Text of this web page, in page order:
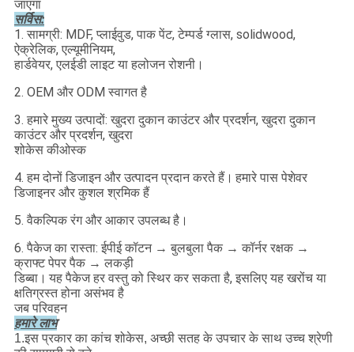
जाएगा
सर्विस:
1. सामग्री: MDF, प्लाईवुड, पाक पेंट, टेम्पर्ड ग्लास, solidwood,
ऐक्रेलिक, एल्यूमीनियम,
हार्डवेयर, एलईडी लाइट या हलोजन रोशनी।
2. OEM और ODM स्वागत है
3. हमारे मुख्य उत्पादों: खुदरा दुकान काउंटर और प्रदर्शन, खुदरा दुकान
काउंटर और प्रदर्शन, खुदरा
शोकेस कीओस्क
4. हम दोनों डिजाइन और उत्पादन प्रदान करते हैं। हमारे पास पेशेवर
डिजाइनर और कुशल श्रमिक हैं
5. वैकल्पिक रंग और आकार उपलब्ध है।
6. पैकेज का रास्ता: ईपीई कॉटन → बुलबुला पैक → कॉर्नर रक्षक →
क्राफ्ट पेपर पैक → लकड़ी
डिब्बा। यह पैकेज हर वस्तु को स्थिर कर सकता है, इसलिए यह खरोंच या
क्षतिग्रस्त होना असंभव है
जब परिवहन
हमारे लाभ
1.इस प्रकार का कांच शोकेस, अच्छी सतह के उपचार के साथ उच्च श्रेणी